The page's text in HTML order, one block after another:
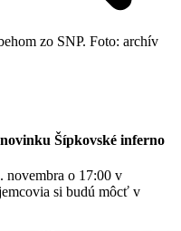
zo SNP. Foto: archív
Šípkovské inferno
novembra o 17:00 v
si budú môcť v